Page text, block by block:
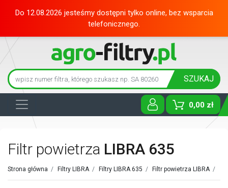
Do 12.08.2026 jesteśmy dostępni tylko online, bez wsparcia
telefonicznego.
SZUKAJ
0,00 zł
Toggle
Filtr powietrza LIBRA 635
Strona główna / Filtry LIBRA/ Filtry LIBRA 635 / Filtr powietrza LIBRA/